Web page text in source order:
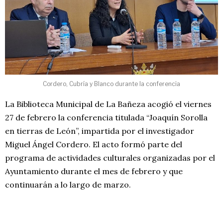
Cordero, Cubría y Blanco durante la conferencia
La Biblioteca Municipal de La Bañeza acogió el viernes
27 de febrero la conferencia titulada “Joaquín Sorolla
en tierras de León”, impartida por el investigador
Miguel Ángel Cordero. El acto formó parte del
programa de actividades culturales organizadas por el
Ayuntamiento durante el mes de febrero y que
continuarán a lo largo de marzo.